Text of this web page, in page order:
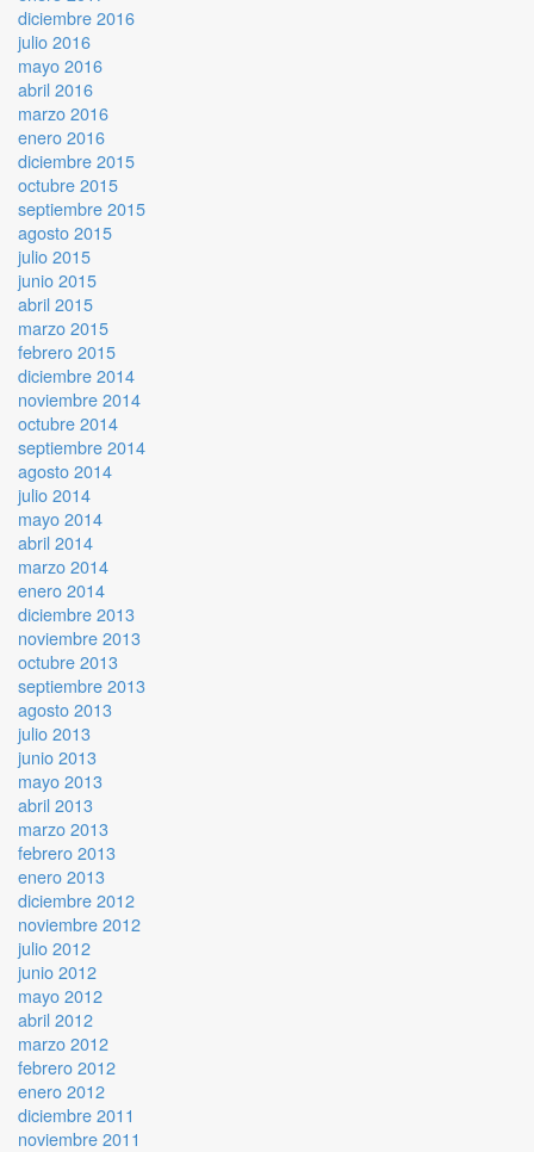
diciembre 2016
julio 2016
mayo 2016
abril 2016
marzo 2016
enero 2016
diciembre 2015
octubre 2015
septiembre 2015
agosto 2015
julio 2015
junio 2015
abril 2015
marzo 2015
febrero 2015
diciembre 2014
noviembre 2014
octubre 2014
septiembre 2014
agosto 2014
julio 2014
mayo 2014
abril 2014
marzo 2014
enero 2014
diciembre 2013
noviembre 2013
octubre 2013
septiembre 2013
agosto 2013
julio 2013
junio 2013
mayo 2013
abril 2013
marzo 2013
febrero 2013
enero 2013
diciembre 2012
noviembre 2012
julio 2012
junio 2012
mayo 2012
abril 2012
marzo 2012
febrero 2012
enero 2012
diciembre 2011
noviembre 2011